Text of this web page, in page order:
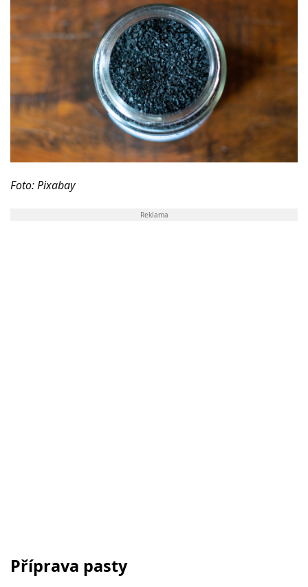
Foto: Pixabay
Reklama
Příprava pasty